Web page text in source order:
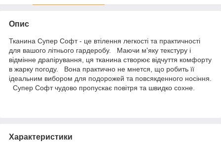
Опис
Тканина Супер Софт - це втілення легкості та практичності
для вашого літнього гардеробу. Маючи м'яку текстуру і
відмінне драпірування, ця тканина створює відчуття комфорту
в жарку погоду. Вона практично не мнется, що робить її
ідеальним вибором для подорожей та повсякденного носіння.
Супер Софт чудово пропускає повітря та швидко сохне.
Характеристики